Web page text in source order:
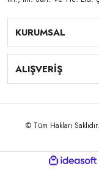
KURUMSAL
ALIŞVERİŞ
© Tüm Hakları